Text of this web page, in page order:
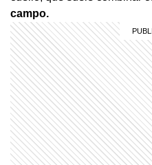
campo.